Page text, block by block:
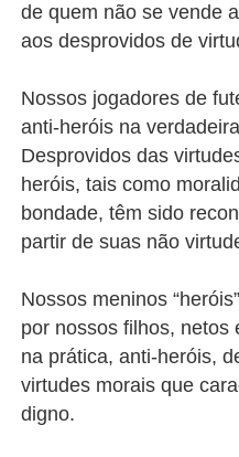
de quem não se vende
aos desprovidos de
Nossos jogadores de
anti-heróis na
Desprovidos das
heróis, tais como
bondade, têm sido
partir de suas não
Nossos meninos
por nossos filhos, netos
na prática, anti-heróis,
virtudes morais que
digno.